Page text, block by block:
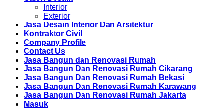
Interior
Exterior
Jasa Desain Interior Dan Arsitektur
Kontraktor Civil
Company Profile
Contact Us
Jasa Bangun dan Renovasi Rumah
Jasa Bangun Dan Renovasi Rumah Cikarang
Jasa Bangun Dan Renovasi Rumah Bekasi
Jasa Bangun Dan Renovasi Rumah Karawang
Jasa Bangun Dan Renovasi Rumah Jakarta
Masuk